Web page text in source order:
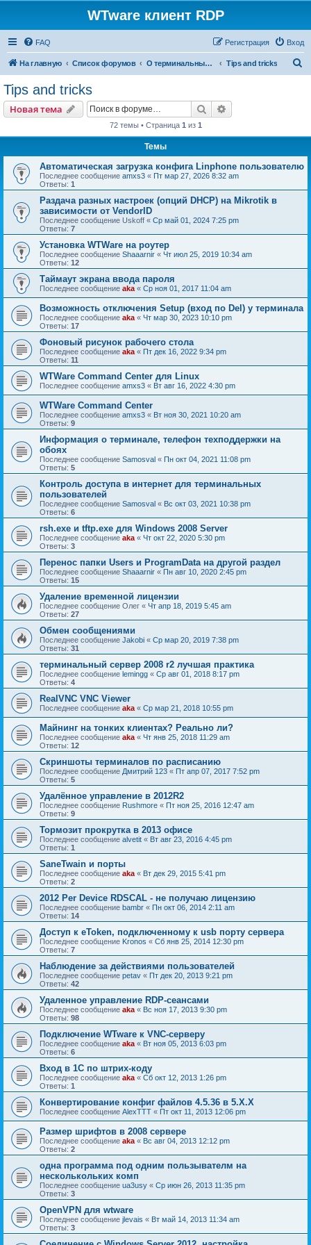
WTware клиент RDP
FAQ Вход
Регистрация
На главную Список форумов О терминальных серверах Tips and tricks
Tips and tricks
Новая тема Поиск
72 темы • Страница 1 из 1
Темы
Автоматическая загрузка конфига Linphone пользователю
Последнее сообщение amxs3 « Пт мар 27, 2026 8:32 am
Ответы: 1
Раздача разных настроек (опций DHCP) на Mikrotik в
зависимости от VendorID
Последнее сообщение Uskoff « Ср май 01, 2024 7:25 pm
Ответы: 7
Установка WTWare на роутер
Последнее сообщение Shaaarnir « Чт июл 25, 2019 10:34 am
Ответы: 12
Таймаут экрана ввода пароля
Последнее сообщение aka « Ср ноя 01, 2017 11:04 am
Возможность отключения Setup (вход по Del) у терминала
Последнее сообщение aka « Чт мар 30, 2023 10:10 pm
Ответы: 17
Фоновый рисунок рабочего стола
Последнее сообщение aka « Пт дек 16, 2022 9:34 pm
Ответы: 11
WTWare Command Center для Linux
Последнее сообщение amxs3 « Вт авг 16, 2022 4:30 pm
WTWare Command Center
Последнее сообщение amxs3 « Вт ноя 30, 2021 10:20 am
Ответы: 9
Информация о терминале, телефон техподдержки на
обоях
Последнее сообщение Samosval « Пн окт 04, 2021 11:08 pm
Ответы: 5
Контроль доступа в интернет для терминальных
пользователей
Последнее сообщение Samosval « Вс окт 03, 2021 10:38 pm
Ответы: 6
rsh.exe и tftp.exe для Windows 2008 Server
Последнее сообщение aka « Чт окт 22, 2020 5:30 pm
Ответы: 3
Перенос папки Users и ProgramData на другой раздел
Последнее сообщение Shaaarnir « Пн авг 10, 2020 2:45 pm
Ответы: 15
Удаление временной лицензии
Последнее сообщение Олег « Чт апр 18, 2019 5:45 am
Ответы: 27
Обмен сообщениями
Последнее сообщение Jakobi « Ср мар 20, 2019 7:38 pm
Ответы: 31
терминальный сервер 2008 r2 лучшая практика
Последнее сообщение lemingg « Ср авг 01, 2018 8:17 pm
Ответы: 4
RealVNC VNC Viewer
Последнее сообщение aka « Ср мар 21, 2018 10:55 pm
Майнинг на тонких клиентах? Реально ли?
Последнее сообщение aka « Чт янв 25, 2018 11:29 am
Ответы: 12
Скриншоты терминалов по расписанию
Последнее сообщение Дмитрий 123 « Пт апр 07, 2017 7:52 pm
Ответы: 5
Удалённое управление в 2012R2
Последнее сообщение Rushmore « Пт ноя 25, 2016 12:47 am
Ответы: 9
Тормозит прокрутка в 2013 офисе
Последнее сообщение alvetit « Вт авг 23, 2016 4:45 pm
Ответы: 1
SaneTwain и порты
Последнее сообщение aka « Вт дек 29, 2015 5:41 pm
Ответы: 2
2012 Per Device RDSCAL - не получаю лицензию
Последнее сообщение bambr « Пн окт 06, 2014 2:11 am
Ответы: 14
Доступ к eToken, подключенному к usb порту сервера
Последнее сообщение Kronos « Сб янв 25, 2014 12:30 pm
Ответы: 7
Наблюдение за действиями пользователей
Последнее сообщение petav « Пт дек 20, 2013 9:21 pm
Ответы: 42
Удаленное управление RDP-сеансами
Последнее сообщение aka « Вс ноя 17, 2013 9:30 pm
Ответы: 98
Подключение WTware к VNC-серверу
Последнее сообщение aka « Вт ноя 05, 2013 6:03 pm
Ответы: 6
Вход в 1С по штрих-коду
Последнее сообщение aka « Сб окт 12, 2013 1:26 pm
Ответы: 1
Конвертирование конфиг файлов 4.5.36 в 5.Х.Х
Последнее сообщение AlexTTT « Пт окт 11, 2013 12:06 pm
Размер шрифтов в 2008 сервере
Последнее сообщение aka « Вс авг 04, 2013 12:12 pm
Ответы: 2
одна программа под одним пользывателм на
несколькольких комп
Последнее сообщение ua3usy « Ср июн 26, 2013 11:35 pm
Ответы: 3
OpenVPN для wtware
Последнее сообщение jlevais « Вт май 14, 2013 11:34 am
Ответы: 3